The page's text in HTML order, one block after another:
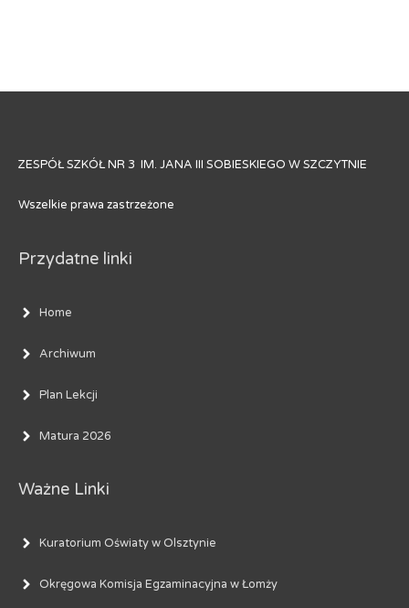
ZESPÓŁ SZKÓŁ NR 3 IM. JANA III SOBIESKIEGO W SZCZYTNIE
Wszelkie prawa zastrzeżone
Przydatne linki
Home
Archiwum
Plan Lekcji
Matura 2026
Ważne Linki
Kuratorium Oświaty w Olsztynie
Okręgowa Komisja Egzaminacyjna w Łomży